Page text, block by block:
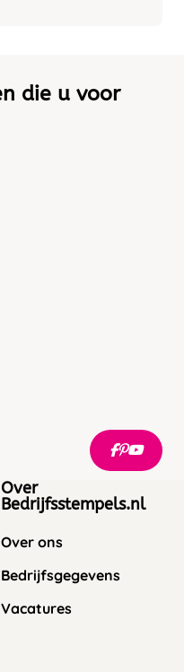
die u voor
Over
Bedrijfsstempels.nl
Over ons
Bedrijfsgegevens
Vacatures